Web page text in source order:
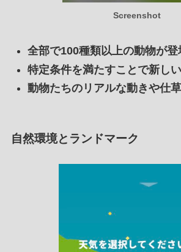
Screenshot
全部で100種類以上の動物が登
特定条件を満たすことで新しい
動物たちのリアルな動きや仕草
自然環境とランドマーク